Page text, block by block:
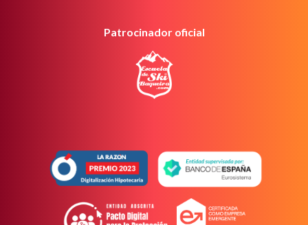
Patrocinador oficial